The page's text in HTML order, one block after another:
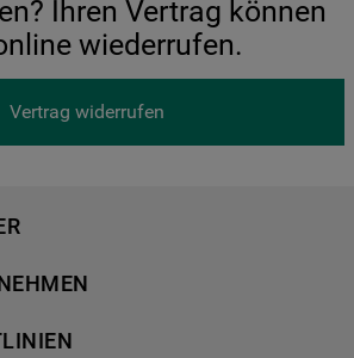
Ihren Vertrag können
wiederrufen.
Vertrag widerrufen